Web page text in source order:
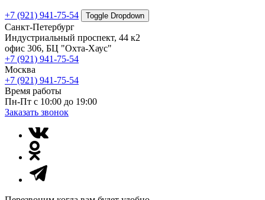
+7 (921) 941-75-54 Toggle Dropdown
Санкт-Петербург
Индустриальный проспект, 44 к2
офис 306, БЦ "Охта-Хаус"
+7 (921) 941-75-54
Москва
+7 (921) 941-75-54
Время работы
Пн-Пт с 10:00 до 19:00
Заказать звонок